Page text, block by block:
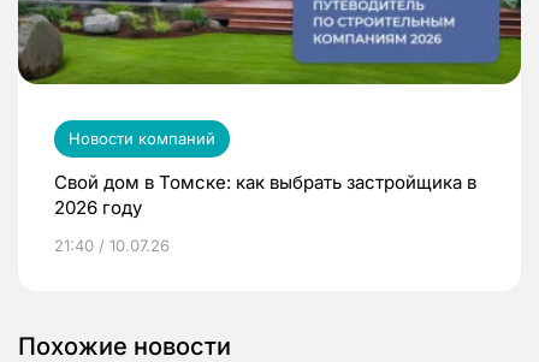
Новости компаний
Свой дом в Томске: как выбрать застройщика в
2026 году
21:40 / 10.07.26
Похожие новости